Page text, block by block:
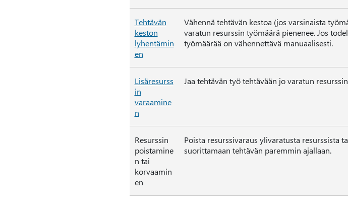
Tehtävän
keston
lyhentämin
en
Vähennä tehtävän kestoa (jos varsinaista
varatun resurssin työmäärä pienenee. Jos
työmäärää on vähennettävä manuaalisesti.
Lisäresurss
in
varaamine
n
Jaa tehtävän työ tehtävään jo varatun
Resurssin
poistamine
n tai
korvaamin
en
Poista resurssivaraus ylivaratusta resurssista
suorittamaan tehtävän paremmin ajallaan.